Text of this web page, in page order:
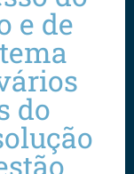
e de
do